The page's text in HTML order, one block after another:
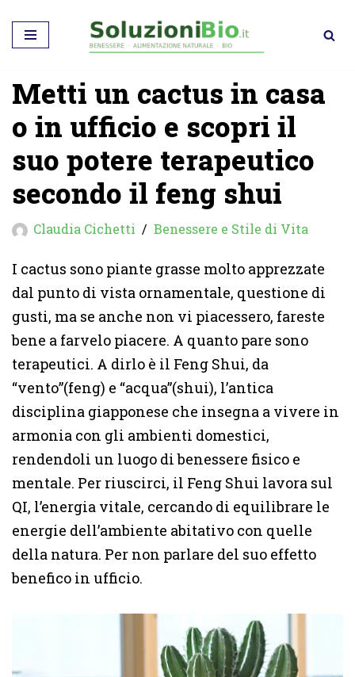
Vai
contenuto
Metti un cactus in casa
o in ufficio e scopri il
suo potere terapeutico
secondo il feng shui
Claudia Cichetti Benessere e Stile di Vita
I cactus sono piante grasse molto apprezzate
dal punto di vista ornamentale, questione di
gusti, ma se anche non vi piacessero, fareste
bene a farvelo piacere. A quanto pare sono
terapeutici. A dirlo è il Feng Shui, da
“vento”(feng) e “acqua”(shui), l’antica
disciplina giapponese che insegna a vivere in
armonia con gli ambienti domestici,
rendendoli un luogo di benessere fisico e
mentale. Per riuscirci, il Feng Shui lavora sul
QI, l’energia vitale, cercando di equilibrare le
energie dell’ambiente abitativo con quelle
della natura. Per non parlare del suo effetto
benefico in ufficio.